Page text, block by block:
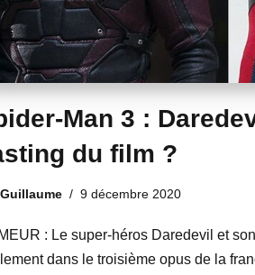
Man 3 :
du film ?
Guillaume 9 décembre 2020
: Le super-héros Daredevil et
dans le troisième opus de la